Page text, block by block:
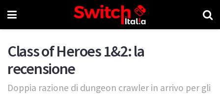
Class of Heroes 1&2: la
recensione
Doppia razione di dungeon crawler in arrivo per gli